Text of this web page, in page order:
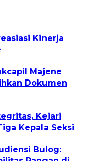
Kinerja
Majene
Dokumen
Kejari
Kepala Seksi
Bulog: